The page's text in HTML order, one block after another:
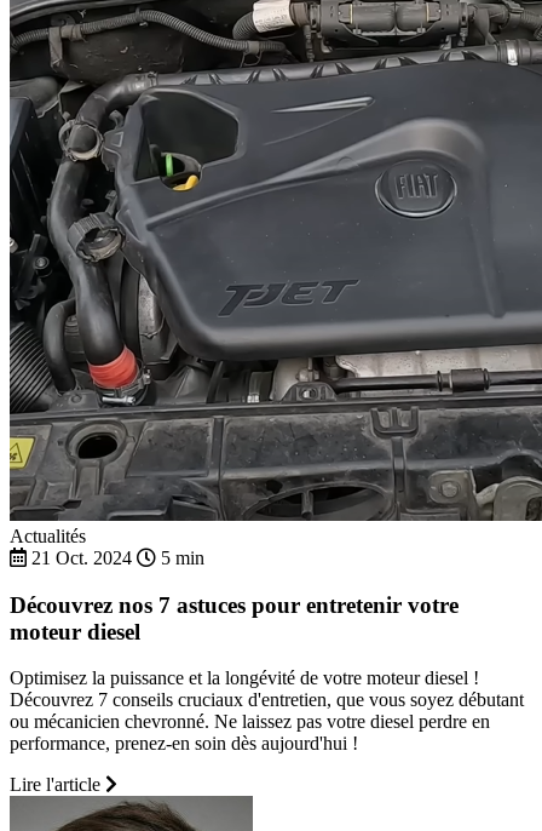
Actualités
21 Oct. 2024
5 min
Découvrez nos 7 astuces pour entretenir votre
moteur diesel
Optimisez la puissance et la longévité de votre moteur diesel !
Découvrez 7 conseils cruciaux d'entretien, que vous soyez débutant
ou mécanicien chevronné. Ne laissez pas votre diesel perdre en
performance, prenez-en soin dès aujourd'hui !
Lire l'article